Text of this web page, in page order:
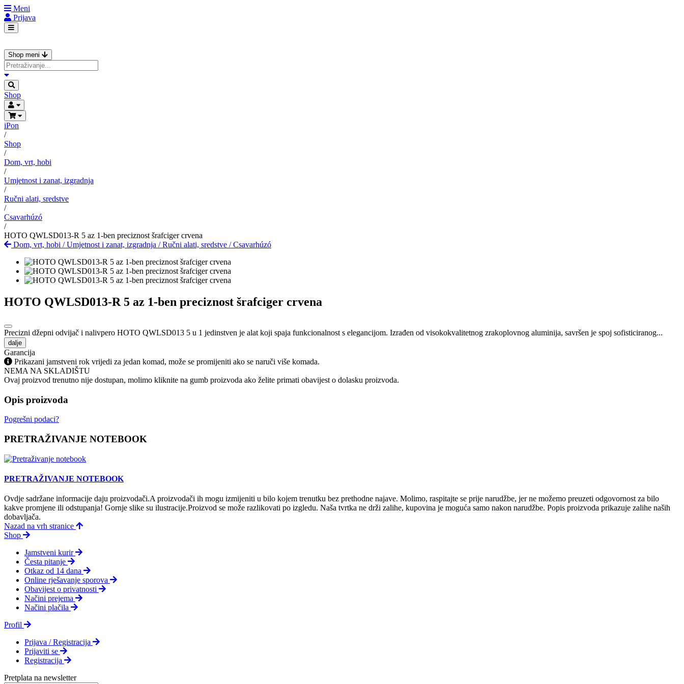
Meni
Prijava
Shop meni
Shop
iPon
/
Shop
/
Dom, vrt, hobi
/
Umjetnost i zanat, izgradnja
/
Ručni alati, sredstve
/
Csavarhúzó
/
HOTO QWLSD013-R 5 az 1-ben preciznost šrafciger crvena
Dom, vrt, hobi /Umjetnost i zanat, izgradnja /Ručni alati, sredstve /Csavarhúzó
HOTO QWLSD013-R 5 az 1-ben preciznost šrafciger crvena
Precizni džepni odvijač i nalivpero HOTO QWLSD013 5 u 1 jedinstven je alat koji spaja funkcionalnost s elegancijom. Izrađen od visokokvalitetnog zrakoplovnog aluminija, savršen je spoj sofisticiranog...
dalje
Garancija
Prikazani jamstveni rok vrijedi za jedan komad, može se promijeniti ako se naruči više komada.
NEMA NA SKLADIŠTU
Ovaj proizvod trenutno nije dostupan, molimo kliknite na gumb proizvoda ako želite primati obavijest o dolasku proizvoda.
Opis proizvoda
Pogrešni podaci?
PRETRAŽIVANJE NOTEBOOK
PRETRAŽIVANJE NOTEBOOK
Ovdje sadržane informacije daju proizvodači.A proizvodači ih mogu izmijeniti u bilo kojem trenutku bez prethodne najave. Molimo, raspitajte se prije narudžbe, jer ne možemo preuzeti odgovornost za bilo
kakve promjene ili odstupanja! Gornje slike su ilustracije.Proizvod se može razlikovati po izgledu. Naša tvrtka ne drži zalihe, kupovina je moguća samo nakon narudžbe. Popis proizvoda prikazuje zalihe naših
dobavljača.
Nazad na vrh stranice
Shop
Jamstveni kurir
Česta pitanje
Otkaz od 14 dana
Online rješavanje sporova
Obavijest o privatnosti
Načini prejema
Načini plačila
Profil
Prijava / Registracija
Prijaviti se
Registracija
Pretplata na newsletter